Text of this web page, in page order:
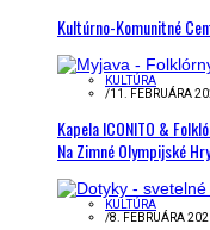
Kultúrno-Komunitné
KULTÚRA
/11. FEBRUÁRA
Kapela ICONITO &
Na Zimné Olympijské
KULTÚRA
/8. FEBRUÁRA